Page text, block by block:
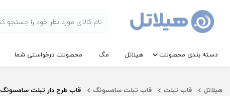
دسته بندی محصولات هیلاتل مگ محصولات درخواستی شما
هیلاتل قاب تبلت قاب تبلت سامسونگ قاب طرح دار تبلت سامسونگ Galaxy Tab A7 Lite T220 | T225